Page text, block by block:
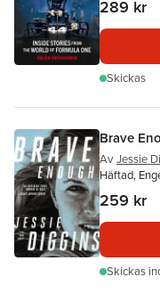
289 kr
Skickas
Brave
Av Jessie
Häftad,
259 kr
Skickas